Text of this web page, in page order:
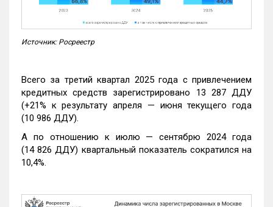
Источник: Росреестр
Всего за третий квартал 2025 года с привлечением
кредитных средств зарегистрировано 13 287 ДДУ
(+21% к результату апреля — июня текущего года
(10 986 ДДУ).
А по отношению к июлю — сентябрю 2024 года
(14 826 ДДУ) квартальный показатель сократился на
10,4%.